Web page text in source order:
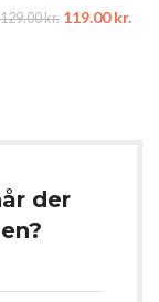
129.00kr. 119.00kr.
der